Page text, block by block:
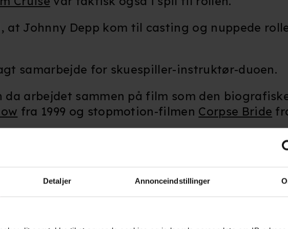
Detaljer Annonceindstillinger
at Johnny Depp kom til casting og nuppede
samarbejde for skuespiller-instruktør-duoen.
da arbejdet sammen på film som den
fra 1999 og stopmotion-filmen Corpse Bride
fortsætter med bl.a. også
Charlie and the
Todd: The Demon Barber of Fleet Streetfra
Det sker med
Beetlejuicefra 1988 medMichael